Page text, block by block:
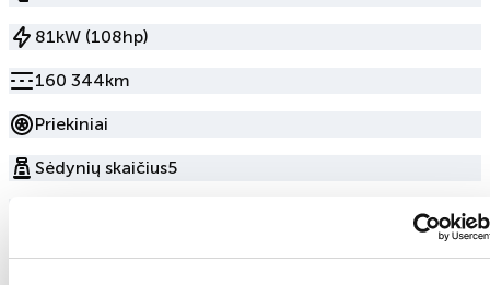
81kW (108hp)
160 344km
Priekiniai
Sėdynių skaičius5
Žalia